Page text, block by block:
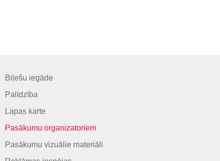
Biļešu iegāde
Palīdzība
Lapas karte
Pasākumu organizatoriem
Pasākumu vizuālie materiāli